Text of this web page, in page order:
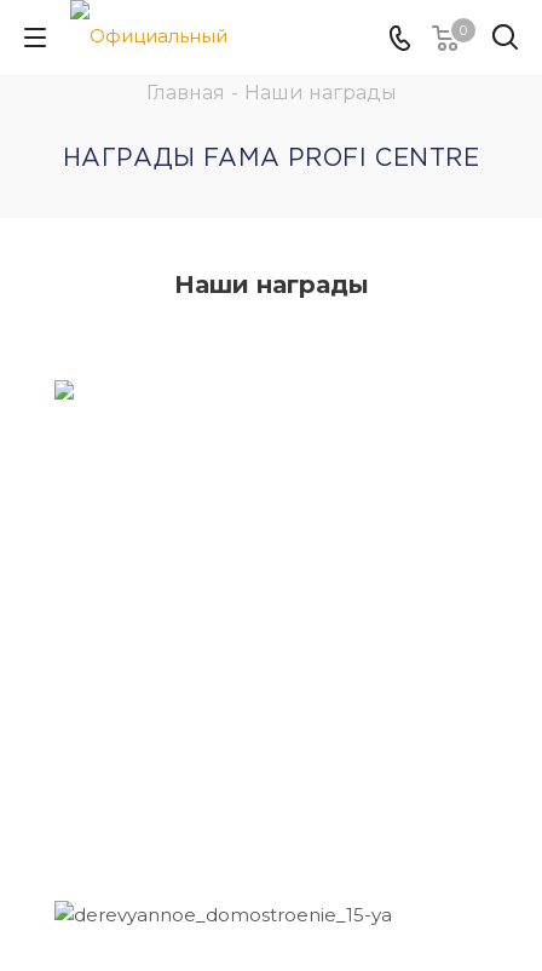
0
Главная - Наши награды
НАГРАДЫ FAMA PROFI CENTRE
Наши награды